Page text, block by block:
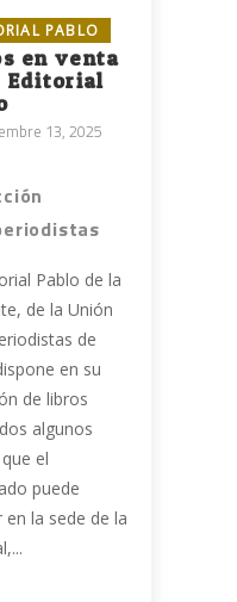
PABLO
en venta
Editorial
13, 2025
Pablo de la
de la Unión
de
en su
de libros
algunos
el
puede
en la sede de la